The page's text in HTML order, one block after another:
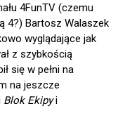
4FunTV (czemu
4?) Bartosz Walaszek
wyglądające jak
z szybkością
się w pełni na
na jeszcze
Blok Ekipyi